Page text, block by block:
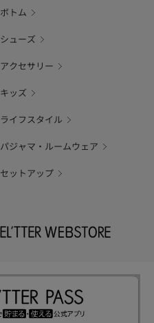
ボトム
シューズ
アクセサリー
キッズ
ライフスタイル
パジャマ・ルームウェア
セットアップ